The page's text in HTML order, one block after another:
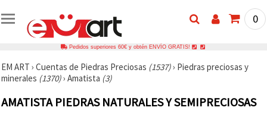
0
Pedidos superiores 60€ y obtén ENVÍO GRATIS!
EM ART › Cuentas de Piedras Preciosas (1537)› Piedras preciosas y
minerales (1370)› Amatista (3)
AMATISTA PIEDRAS NATURALES Y SEMIPRECIOSAS